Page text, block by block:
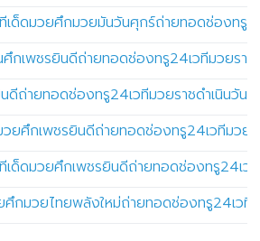
ทีเด็ดมวยศึกมวยมันวันศุกร์ถ่ายทอดช่องท
กเพชรยินดีถ่ายทอดช่องทรู24เวทีมวยรา
ดีถ่ายทอดช่องทรู24เวทีมวยราชดำเนินวั
ยศึกเพชรยินดีถ่ายทอดช่องทรู24เวทีมว
เด็ดมวยศึกเพชรยินดีถ่ายทอดช่องทรู24เ
กมวยไทยพลังใหม่ถ่ายทอดช่องทรู24เวที